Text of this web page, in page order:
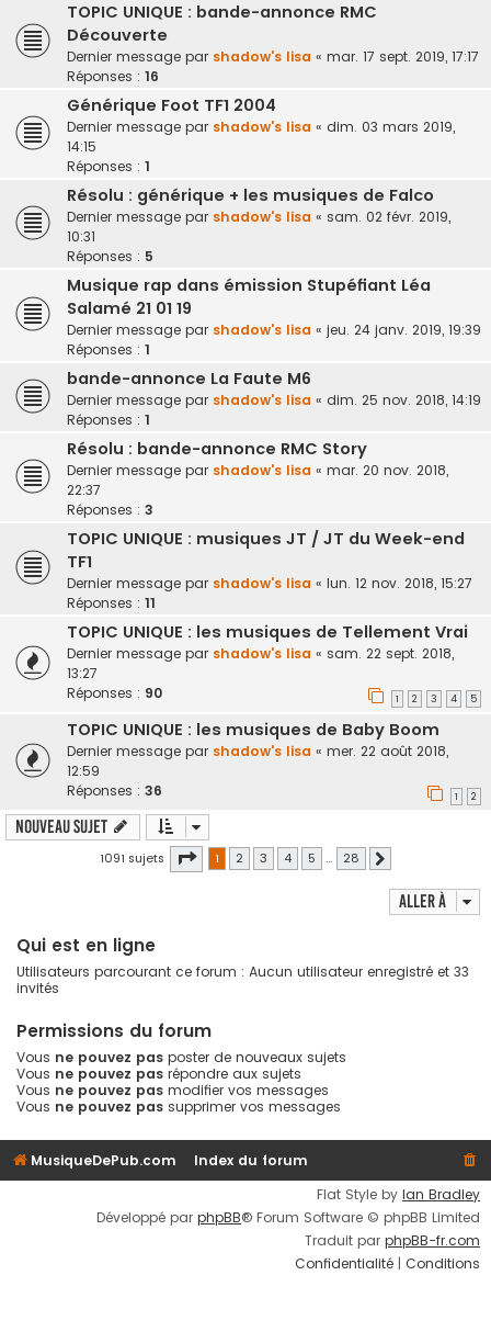
TOPIC UNIQUE : bande-annonce RMC
Découverte
Dernier message par shadow's lisa « mar. 17 sept. 2019, 17:17
Réponses : 16
Générique Foot TF1 2004
Dernier message par shadow's lisa « dim. 03 mars 2019,
14:15
Réponses : 1
Résolu : générique + les musiques de Falco
Dernier message par shadow's lisa « sam. 02 févr. 2019,
10:31
Réponses : 5
Musique rap dans émission Stupéfiant Léa
Salamé 21 01 19
Dernier message par shadow's lisa « jeu. 24 janv. 2019, 19:39
Réponses : 1
bande-annonce La Faute M6
Dernier message par shadow's lisa « dim. 25 nov. 2018, 14:19
Réponses : 1
Résolu : bande-annonce RMC Story
Dernier message par shadow's lisa « mar. 20 nov. 2018,
22:37
Réponses : 3
TOPIC UNIQUE : musiques JT / JT du Week-end
TF1
Dernier message par shadow's lisa « lun. 12 nov. 2018, 15:27
Réponses : 11
TOPIC UNIQUE : les musiques de Tellement Vrai
Dernier message par shadow's lisa « sam. 22 sept. 2018,
13:27
Réponses : 90 1 2 3 4 5
TOPIC UNIQUE : les musiques de Baby Boom
Dernier message par shadow's lisa « mer. 22 août 2018,
12:59
Réponses : 36 1 2
Nouveau sujet
1091 sujets Page 1sur28
1 2 3 4 5 … 28
Aller à
Qui est en ligne
Utilisateurs parcourant ce forum : Aucun utilisateur enregistré et 33
invités
Permissions du forum
Vous ne pouvez pas poster de nouveaux sujets
Vous ne pouvez pas répondre aux sujets
Vous ne pouvez pas modifier vos messages
Vous ne pouvez pas supprimer vos messages
MusiqueDePub.com
Index du forum
Flat Style by Ian Bradley
Développé par phpBB® Forum Software © phpBB Limited
Traduit par phpBB-fr.com
Confidentialité | Conditions